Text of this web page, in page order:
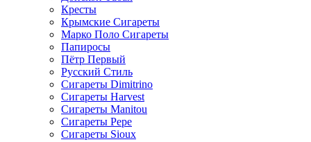
Кресты
Крымские Сигареты
Марко Поло Сигареты
Папиросы
Пётр Первый
Русский Стиль
Сигареты Dimitrino
Сигареты Harvest
Сигареты Manitou
Сигареты Pepe
Сигареты Sioux